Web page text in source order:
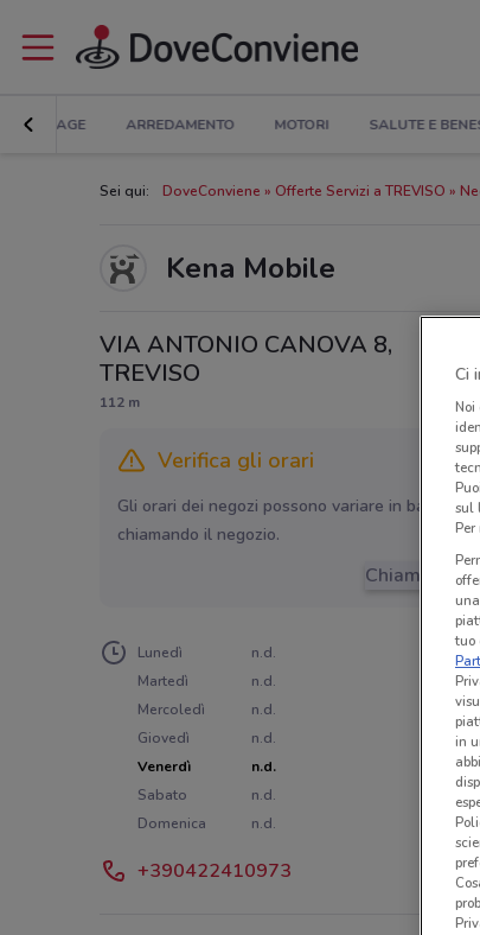
BRICOLAGE ARREDAMENTO MOTORI SALUTE E
Sei qui: DoveConviene Offerte Servizi a TREVISO
Kena Mobile
VIA ANTONIO CANOVA 8,
TREVISO
112 m
Verifica gli orari
Gli orari dei negozi possono variare in base
chiamando il negozio.
Chiama il
Lunedì
n.d.
Martedì
n.d.
Mercoledì
n.d.
Giovedì
n.d.
Venerdì
n.d.
Sabato
n.d.
Domenica
n.d.
+390422410973
Ci
Noi
sul
tuo
in